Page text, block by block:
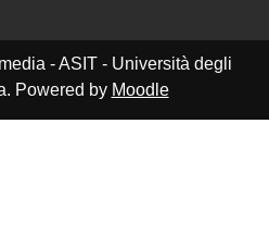
- ASIT - Università degli
Powered by Moodle